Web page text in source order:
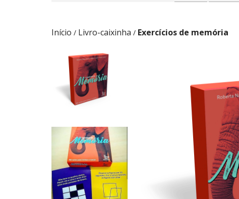
Início / Livro-caixinha / Exercícios de memória